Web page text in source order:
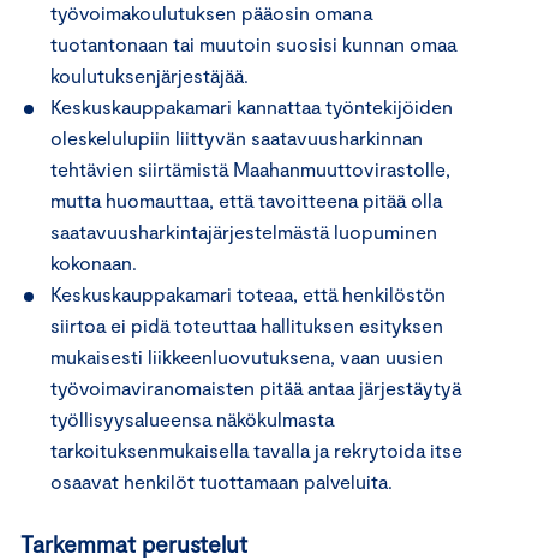
työvoimakoulutuksen pääosin omana
tuotantonaan tai muutoin suosisi kunnan omaa
koulutuksenjärjestäjää.
Keskuskauppakamari kannattaa työntekijöiden
oleskelulupiin liittyvän saatavuusharkinnan
tehtävien siirtämistä Maahanmuuttovirastolle,
mutta huomauttaa, että tavoitteena pitää olla
saatavuusharkintajärjestelmästä luopuminen
kokonaan.
Keskuskauppakamari toteaa, että henkilöstön
siirtoa ei pidä toteuttaa hallituksen esityksen
mukaisesti liikkeenluovutuksena, vaan uusien
työvoimaviranomaisten pitää antaa järjestäytyä
työllisyysalueensa näkökulmasta
tarkoituksenmukaisella tavalla ja rekrytoida itse
osaavat henkilöt tuottamaan palveluita.
Tarkemmat perustelut